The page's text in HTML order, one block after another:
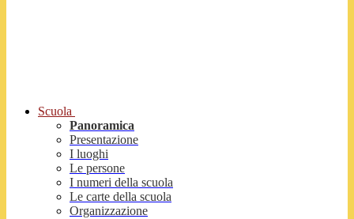
Scuola
Panoramica
Presentazione
I luoghi
Le persone
I numeri della scuola
Le carte della scuola
Organizzazione